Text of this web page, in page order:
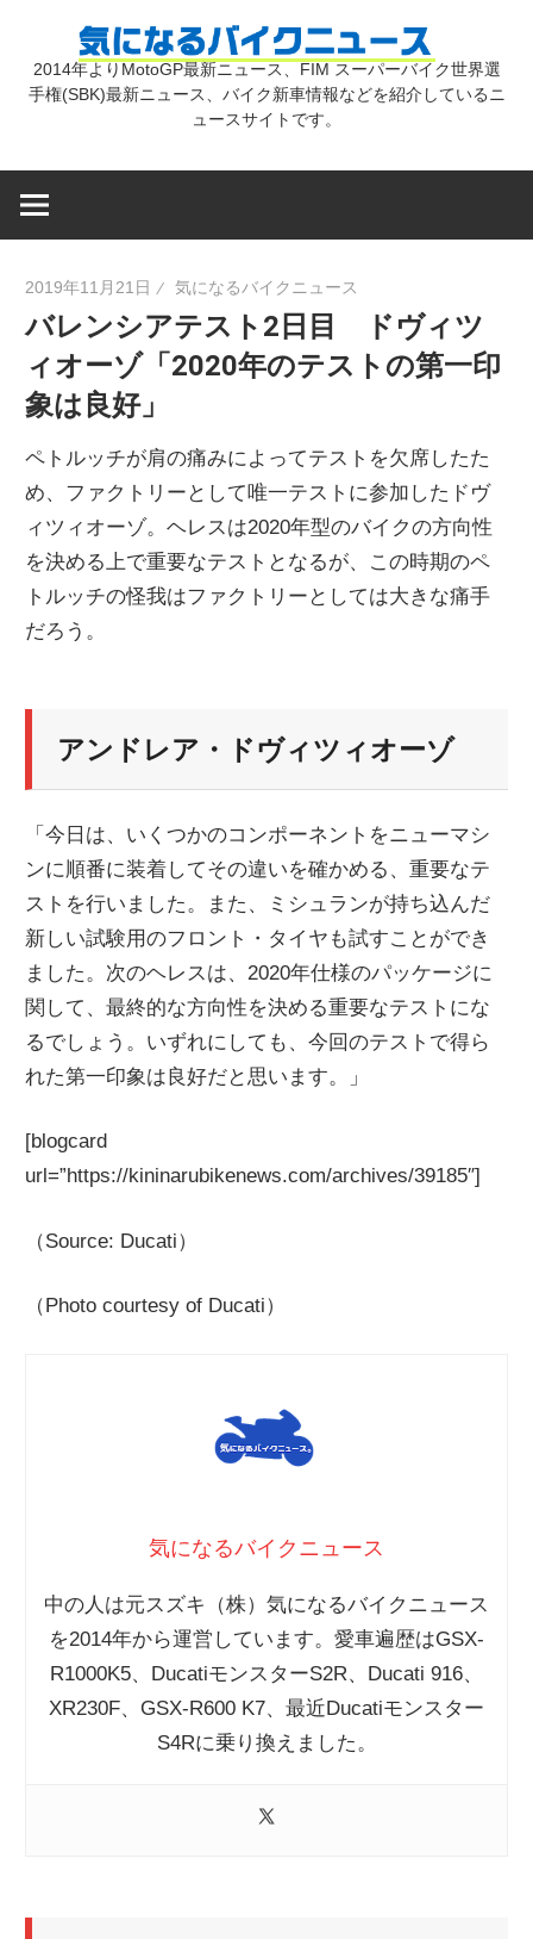
気
バ
ク
ニ
ー
ス
2014年よりMotoGP最新ニュース、FIM スーパーバイク世界選
手権(SBK)最新ニュース、バイク新車情報などを紹介しているニ
ュースサイトです。
2019年11月21日 気になるバイクニュース
バレンシアテスト2日目 ドヴィツ
ィオーゾ「2020年のテストの第一印
象は良好」
ペトルッチが肩の痛みによってテストを欠席したた
め、ファクトリーとして唯一テストに参加したドヴ
ィツィオーゾ。ヘレスは2020年型のバイクの方向性
を決める上で重要なテストとなるが、この時期のペ
トルッチの怪我はファクトリーとしては大きな痛手
だろう。
アンドレア・ドヴィツィオーゾ
「今日は、いくつかのコンポーネントをニューマシ
ンに順番に装着してその違いを確かめる、重要なテ
ストを行いました。また、ミシュランが持ち込んだ
新しい試験用のフロント・タイヤも試すことができ
ました。次のヘレスは、2020年仕様のパッケージに
関して、最終的な方向性を決める重要なテストにな
るでしょう。いずれにしても、今回のテストで得ら
れた第一印象は良好だと思います。」
[blogcard
url=”https://kininarubikenews.com/archives/39185″]
（Source: Ducati）
（Photo courtesy of Ducati）
気になるバイクニュース
中の人は元スズキ（株）気になるバイクニュース
を2014年から運営しています。愛車遍歴はGSX-
R1000K5、DucatiモンスターS2R、Ducati 916、
XR230F、GSX-R600 K7、最近Ducatiモンスター
S4Rに乗り換えました。